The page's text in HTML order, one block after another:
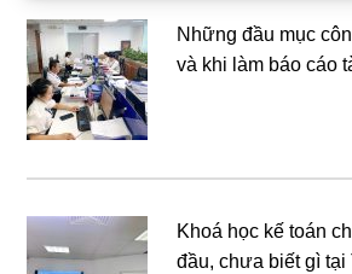
Những đầu mục
và khi làm báo cáo
Khoá học kế toán
đầu, chưa biết gì